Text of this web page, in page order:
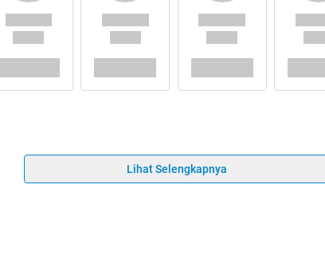
Lihat Selengkapnya